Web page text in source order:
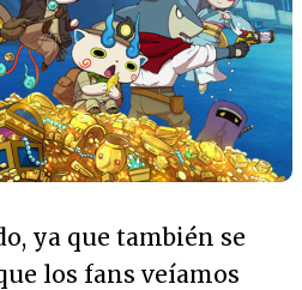
ya que también se
los fans veíamos